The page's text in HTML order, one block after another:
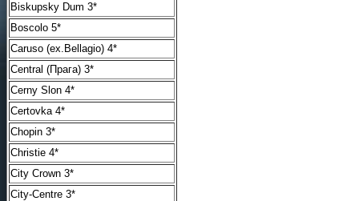
Biskupsky Dum 3*
Boscolo 5*
Caruso (ex.Bellagio) 4*
Central (Прага) 3*
Cerny Slon 4*
Certovka 4*
Chopin 3*
Christie 4*
City Crown 3*
City-Centre 3*